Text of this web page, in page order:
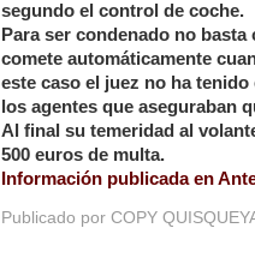
segundo el control de coche.
Para ser condenado no
comete automáticamente
este caso el juez no ha
los agentes que aseguraban
Al final su temeridad al
500 euros de multa.
Información publicada en
Publicado por COPY